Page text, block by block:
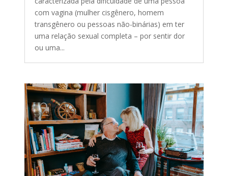
com vagina (mulher cisgênero, homem
transgênero ou pessoas não-binárias) em ter
uma relação sexual completa – por sentir dor
ou uma...